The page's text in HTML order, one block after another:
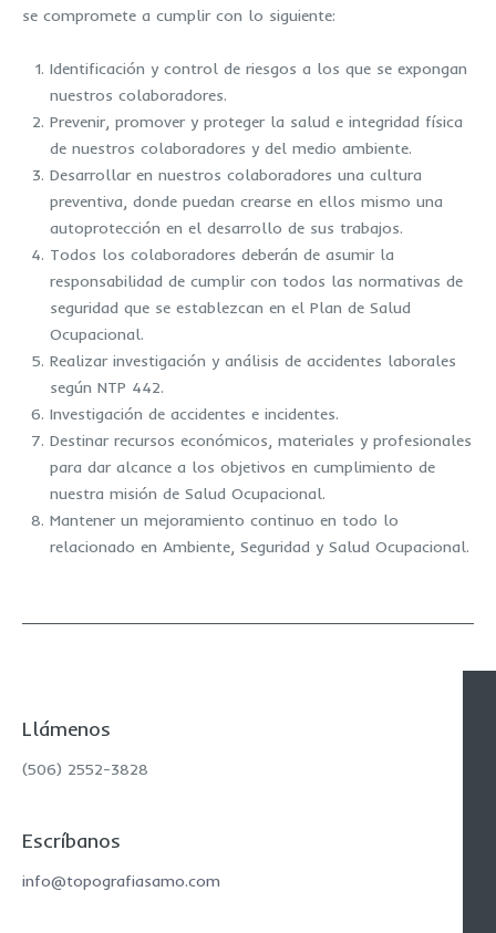
se compromete a cumplir con lo siguiente:
Identificación y control de riesgos a los que se expongan
nuestros colaboradores.
Prevenir, promover y proteger la salud e integridad física
de nuestros colaboradores y del medio ambiente.
Desarrollar en nuestros colaboradores una cultura
preventiva, donde puedan crearse en ellos mismo una
autoprotección en el desarrollo de sus trabajos.
Todos los colaboradores deberán de asumir la
responsabilidad de cumplir con todos las normativas de
seguridad que se establezcan en el Plan de Salud
Ocupacional.
Realizar investigación y análisis de accidentes laborales
según NTP 442.
Investigación de accidentes e incidentes.
Destinar recursos económicos, materiales y profesionales
para dar alcance a los objetivos en cumplimiento de
nuestra misión de Salud Ocupacional.
Mantener un mejoramiento continuo en todo lo
relacionado en Ambiente, Seguridad y Salud Ocupacional.
Llámenos
(506) 2552-3828
Escríbanos
info@topografiasamo.com